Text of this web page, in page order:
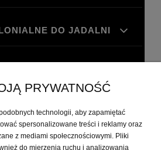
DO JADALNI
KONTO
I DOSTAWA
PRYWATNOŚĆ
technologii, aby zapamiętać
spersonalizowane treści i reklamy oraz
z mediami społecznościowymi. Pliki
do mierzenia ruchu i analizowania